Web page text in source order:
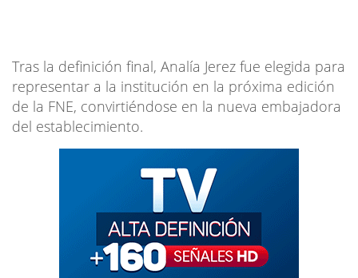
Tras la definición final, Analía Jerez fue elegida para
representar a la institución en la próxima edición
de la FNE, convirtiéndose en la nueva embajadora
del establecimiento.